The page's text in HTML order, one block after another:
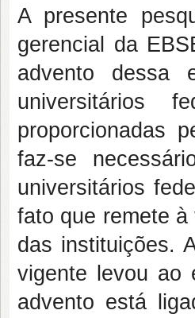
A presente
gerencial da
advento dessa
universitários
proporcionadas
faz-se
universitários
fato que remete
das instituições.
vigente levou ao
advento está